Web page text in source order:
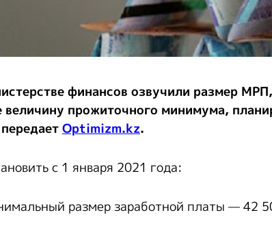
финансов озвучили размер
величину прожиточного минимума,
Optimizm.kz.
с 1 января 2021 года:
размер заработной платы — 42